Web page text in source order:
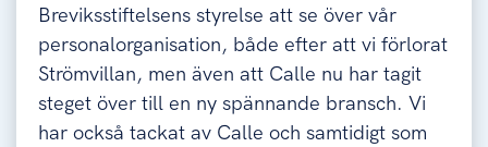
Breviksstiftelsens styrelse att se över vår
personalorganisation, både efter att vi förlorat
Strömvillan, men även att Calle nu har tagit
steget över till en ny spännande bransch. Vi
har också tackat av Calle och samtidigt som